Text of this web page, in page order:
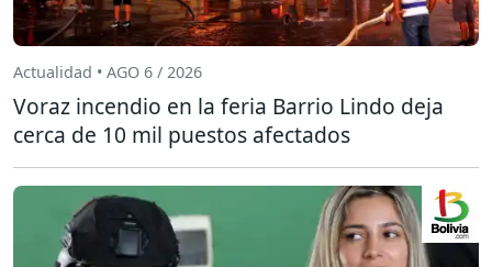
Actualidad • AGO 6 / 2026
Voraz incendio en la feria Barrio Lindo deja
cerca de 10 mil puestos afectados